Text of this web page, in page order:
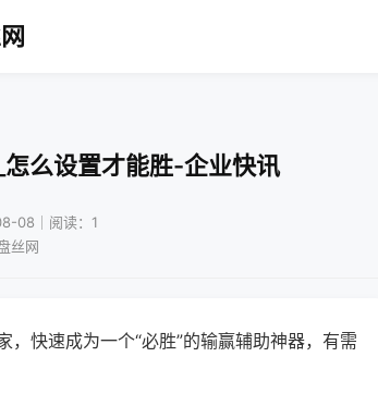
么设置才能胜-企业快讯
08｜阅读：1
丝网
快速成为一个“必胜”的输赢辅助神器，有需